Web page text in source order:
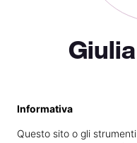
Informativa
Questo sito o gli